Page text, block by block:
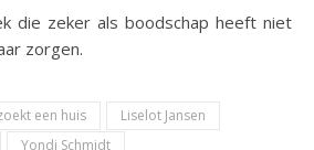
die zeker als boodschap heeft niet
zorgen.
een huis
Liselot Jansen
Yondi Schmidt